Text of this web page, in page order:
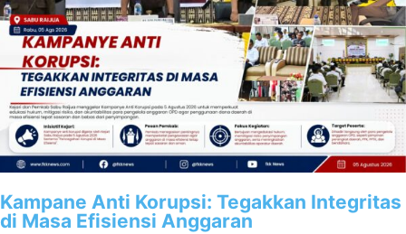
Kampane Anti Korupsi: Tegakkan Integritas
di Masa Efisiensi Anggaran